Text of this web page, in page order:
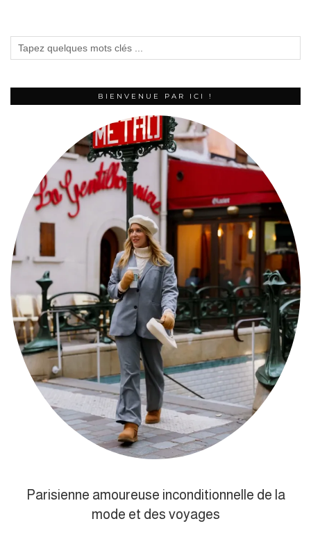
BIENVENUE PAR ICI !
Parisienne amoureuse inconditionnelle de la
mode et des voyages